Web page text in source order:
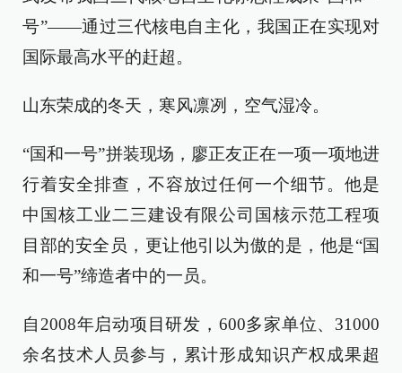
号”——通过三代核电自主化，我国正在实现对
国际最高水平的赶超。
山东荣成的冬天，寒风凛冽，空气湿冷。
“国和一号”拼装现场，廖正友正在一项一项地进
行着安全排查，不容放过任何一个细节。他是
中国核工业二三建设有限公司国核示范工程项
目部的安全员，更让他引以为傲的是，他是“国
和一号”缔造者中的一员。
自2008年启动项目研发，600多家单位、31000
余名技术人员参与，累计形成知识产权成果超